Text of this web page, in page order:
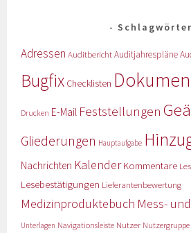
Schlagwörter
Adressen AuditberichtAuditjahrespläne
Bugfix Checklisten
Drucken E-Mail Feststellungen
Gliederungen Hauptaufgabe
Nachrichten KalenderKommentare
Lesebestätigungen Lieferantenbewertung
Medizinproduktebuch Mess-
Unterlagen Navigationsleiste Nutzer Nutzergruppe